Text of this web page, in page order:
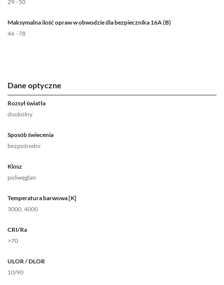
29 - 50
Maksymalna ilość opraw w obwodzie dla bezpiecznika 16A (B)
46 - 78
Dane optyczne
Rozsył światła
dookólny
Sposób świecenia
bezpośredni
Klosz
poliwęglan
Temperatura barwowa [K]
3000, 4000
CRI/Ra
>70
ULOR / DLOR
10/90